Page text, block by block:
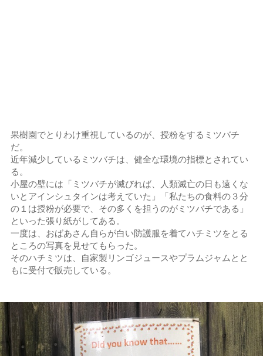
果樹園でとりわけ重視しているのが、授粉をするミツバチ
だ。
近年減少しているミツバチは、健全な環境の指標とされてい
る。
小屋の壁には「ミツバチが滅びれば、人類滅亡の日も遠くな
いとアインシュタインは考えていた」「私たちの食料の３分
の１は授粉が必要で、その多くを担うのがミツバチである」
といった張り紙がしてある。
一度は、おばあさん自らが白い防護服を着てハチミツをとる
ところの写真を見せてもらった。
そのハチミツは、自家製リンゴジュースやプラムジャムとと
もに受付で販売している。